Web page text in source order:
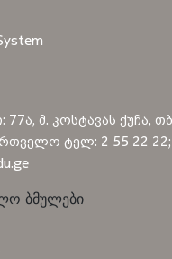
77ა, მ. კოსტავას ქუჩა,
ტელ: 2 55 22 22;
ბმულები